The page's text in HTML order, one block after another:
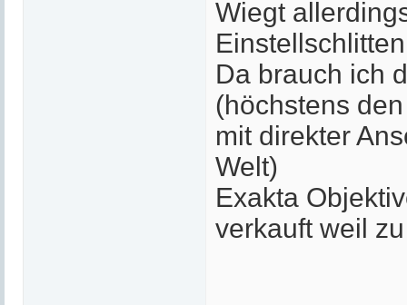
Wiegt
Da brauch ich
(höchstens
mit direkter
Welt)
Exakta
verkauft weil